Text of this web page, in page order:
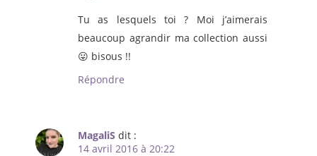
Tu as lesquels toi ? Moi j’aimerais
beaucoup agrandir ma collection aussi
😛 bisous !!
Répondre
MagaliS dit :
14 avril 2016 à 20:22